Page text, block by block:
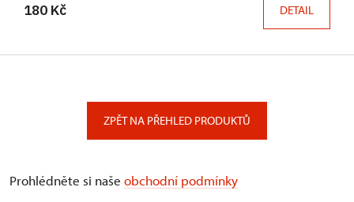
180 Kč DETAIL
ZPĚT NA PŘEHLED PRODUKTŮ
Prohlédněte si naše obchodní podmínky